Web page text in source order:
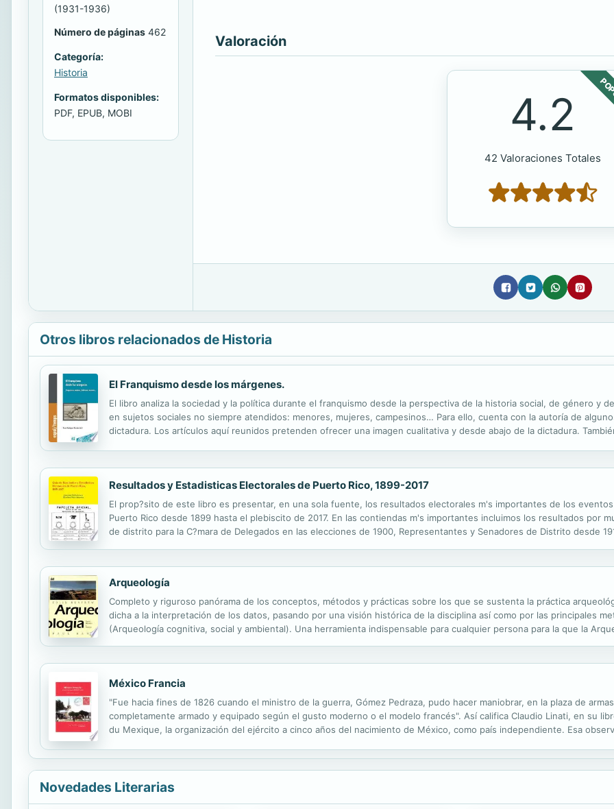
(1931-1936)
Número de páginas 462
Categoría:
Historia
Formatos disponibles:
PDF, EPUB, MOBI
Valoración
4.2
42 Valoraciones Totales
Otros libros relacionados de Historia
El Franquismo desde los márgenes.
El libro analiza la sociedad y la política durante el franquismo desde la perspectiva de la historia social, de género y
en sujetos sociales no siempre atendidos: menores, mujeres, campesinos… Para ello, cuenta con la autoría de
dictadura. Los artículos aquí reunidos pretenden ofrecer una imagen cualitativa y desde abajo de la dictadura.
Resultados y Estadisticas Electorales de Puerto Rico, 1899-2017
El prop?sito de este libro es presentar, en una sola fuente, los resultados electorales m's importantes de los
Puerto Rico desde 1899 hasta el plebiscito de 2017. En las contiendas m's importantes incluimos los resultados por
de distrito para la C?mara de Delegados en las elecciones de 1900, Representantes y Senadores de Distrito desde
Arqueología
Completo y riguroso panórama de los conceptos, métodos y prácticas sobre los que se sustenta la práctica
dicha a la interpretación de los datos, pasando por una visión histórica de la disciplina así como por las principales
(Arqueología cognitiva, social y ambiental). Una herramienta indispensable para cualquier persona para la que la
México Francia
"Fue hacia fines de 1826 cuando el ministro de la guerra, Gómez Pedraza, pudo hacer maniobrar, en la plaza de
completamente armado y equipado según el gusto moderno o el modelo francés". Así califica Claudio Linati, en su
du Mexique, la organización del ejército a cinco años del nacimiento de México, como país independiente. Esa
Novedades Literarias